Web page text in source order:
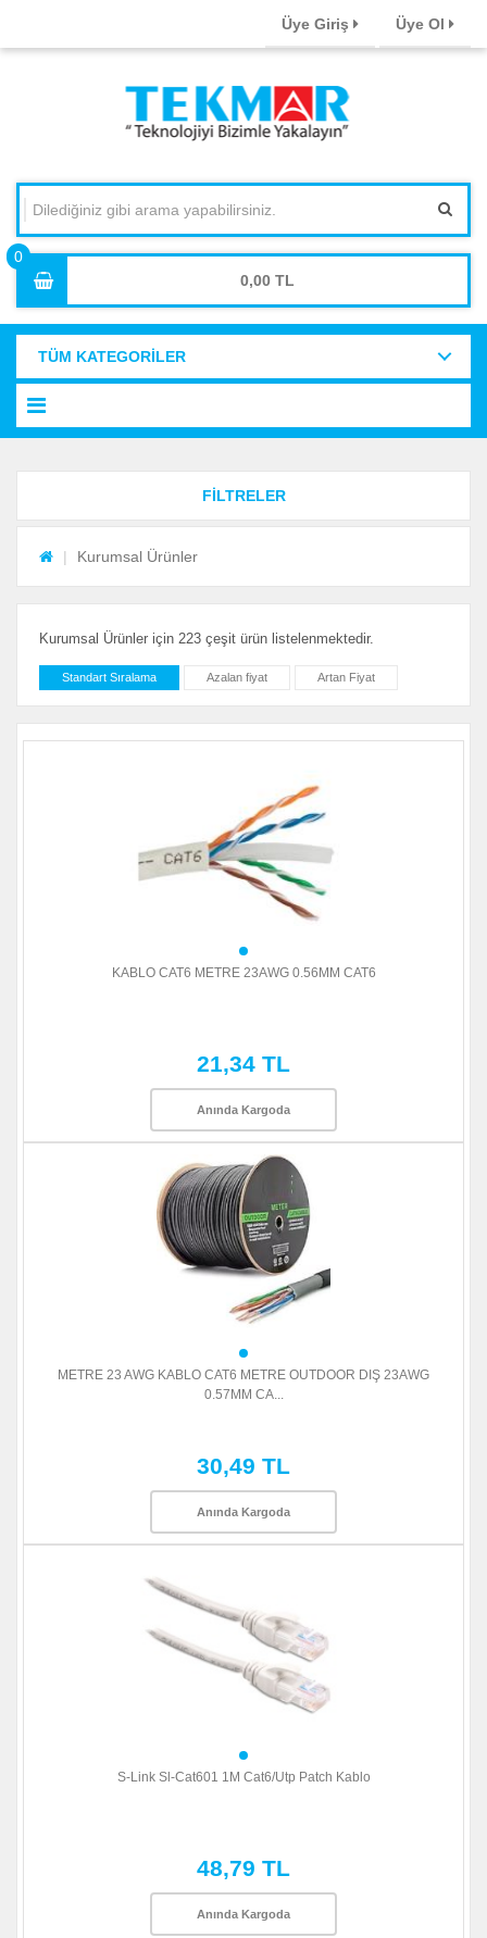
Üye Giriş Üye Ol
0,00
TÜM KATEGORİLER
FİLTRELER
Kurumsal Ürünler
Kurumsal Ürünler için 223 çeşit ürün listelenmektedir.
Standart Sıralama Azalan fiyat Artan Fiyat
KABLO CAT6 METRE 23AWG 0.56MM CAT6
21,34 TL
Anında Kargoda
METRE 23 AWG KABLO CAT6 METRE OUTDOOR DIŞ 23AWG
0.57MM CA...
30,49 TL
Anında Kargoda
S-Link Sl-Cat601 1M Cat6/Utp Patch Kablo
48,79 TL
Anında Kargoda